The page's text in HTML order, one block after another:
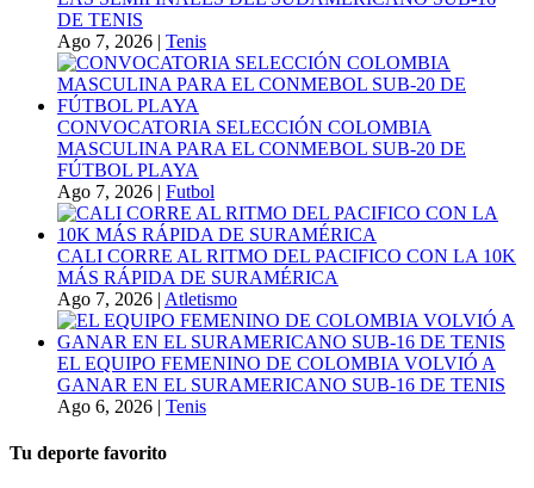
DE TENIS
Ago 7, 2026 | Tenis
CONVOCATORIA SELECCIÓN COLOMBIA
MASCULINA PARA EL CONMEBOL SUB-20 DE
FÚTBOL PLAYA
Ago 7, 2026 | Futbol
CALI CORRE AL RITMO DEL PACIFICO CON LA 10K
MÁS RÁPIDA DE SURAMÉRICA
Ago 7, 2026 | Atletismo
EL EQUIPO FEMENINO DE COLOMBIA VOLVIÓ A
GANAR EN EL SURAMERICANO SUB-16 DE TENIS
Ago 6, 2026 | Tenis
Tu deporte favorito